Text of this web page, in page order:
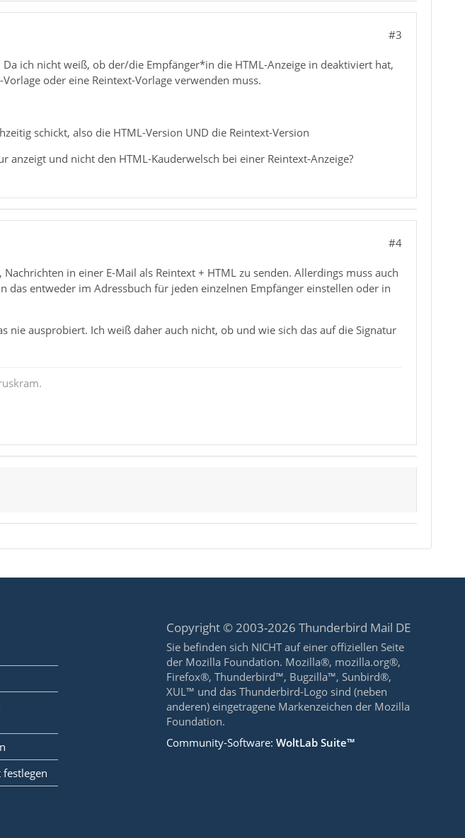
#3
ich nicht weiß, ob der/die Empfänger*in die HTML-Anzeige in deaktiviert hat,
oder eine Reintext-Vorlage verwenden muss.
schickt, also die HTML-Version UND die Reintext-Version
anzeigt und nicht den HTML-Kauderwelsch bei einer Reintext-Anzeige?
#4
in einer E-Mail als Reintext + HTML zu senden. Allerdings muss auch
das entweder im Adressbuch für jeden einzelnen Empfänger einstellen oder in
nie ausprobiert. Ich weiß daher auch nicht, ob und wie sich das auf die Signatur
festlegen
Copyright © 2003-2026 Thunderbird Mail DE
Sie befinden sich NICHT auf einer offiziellen Seite
der Mozilla Foundation. Mozilla®, mozilla.org®,
Firefox®, Thunderbird™, Bugzilla™, Sunbird®,
XUL™ und das Thunderbird-Logo sind (neben
anderen) eingetragene Markenzeichen der Mozilla
Foundation.
Community-Software:WoltLab Suite™